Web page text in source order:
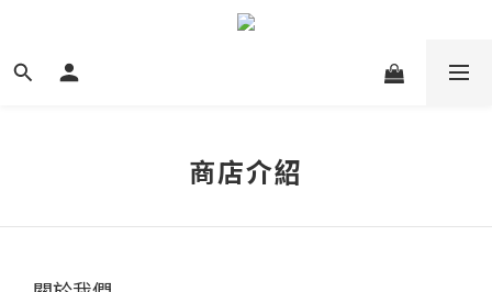
商店介紹